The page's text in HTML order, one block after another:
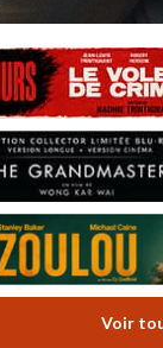
Voir